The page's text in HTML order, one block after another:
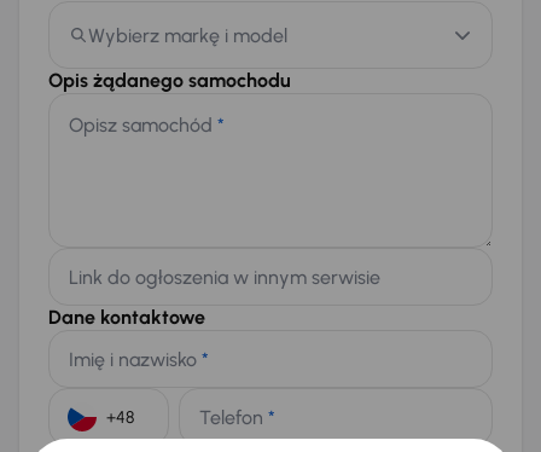
Wybierz markę i model
Opis żądanego samochodu
Opisz samochód *
Link do ogłoszenia w innym serwisie
Dane kontaktowe
Imię i nazwisko *
Telefon *